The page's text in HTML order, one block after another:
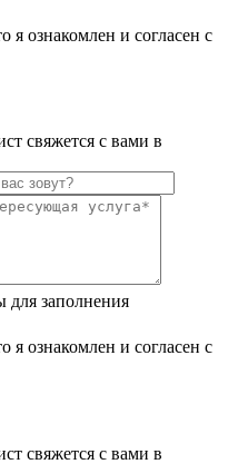
ознакомлен и согласен с
свяжется с вами в
для заполнения
ознакомлен и согласен с
свяжется с вами в